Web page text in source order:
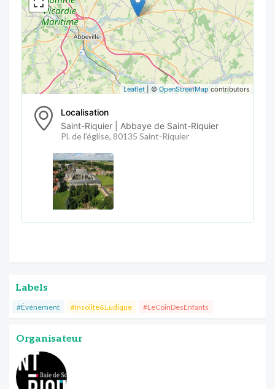
Leaflet | © OpenStreetMap contributors
Localisation
Saint-Riquier | Abbaye de Saint-Riquier
Pl. de l'église, 80135 Saint-Riquier
Labels
#Événement #Insolite&Ludique #LeCoinDesEnfants
Organisateur